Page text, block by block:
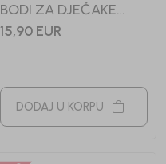
BODI ZA DJEČAKE
MARE
15,90 EUR
DODAJ U KORPU